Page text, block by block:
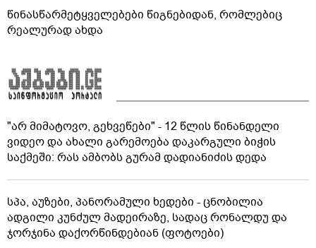
წინასწარმეტყველებები წიგნებიდან, რომლებიც
რეალურად ახდა
"არ მიმატოვო, გეხვეწები" - 12 წლის წინანდელი
ვიდეო და ახალი გარემოება დაკარგული ბიჭის
საქმეში: რას ამბობს გურამ დადიანიძის დედა
სპა, აუზები, პანორამული ხედები - ცნობილია
ადგილი კუნძულ მადეირაზე, სადაც რონალდუ და
ჯორჯინა დაქორწინდებიან (ფოტოები)